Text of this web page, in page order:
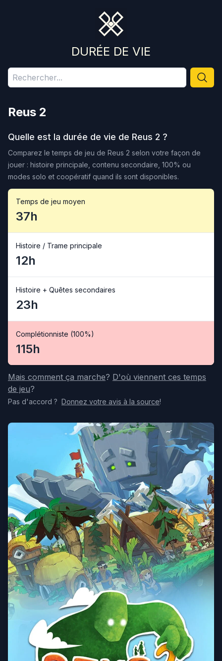
DURÉE DE VIE
Reus 2
Quelle est la durée de vie de Reus 2 ?
Comparez le temps de jeu de Reus 2 selon votre façon de
jouer : histoire principale, contenu secondaire, 100% ou
modes solo et coopératif quand ils sont disponibles.
Temps de jeu moyen
37h
Histoire / Trame principale
12h
Histoire + Quêtes secondaires
23h
Complétionniste (100%)
115h
Mais comment ça marche? D'où viennent ces temps
de jeu?
Pas d'accord ? Donnez votre avis à la source!